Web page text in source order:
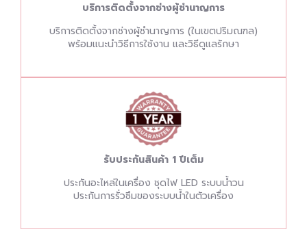
บริการติดตั้งจากช่างผู้ชำนาญการ
บริการติดตั้งจากช่างผู้ชำนาญการ (ในเขตปริมณฑล)
พร้อมแนะนำวิธีการใช้งาน และวิธีดูแลรักษา
รับประกันสินค้า 1 ปีเต็ม
ประกันอะไหล่ในเครื่อง ชุดไฟ LED ระบบน้ำวน
ประกันการรั่วซึมของระบบน้ำในตัวเครื่อง